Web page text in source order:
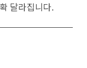
달라집니다.